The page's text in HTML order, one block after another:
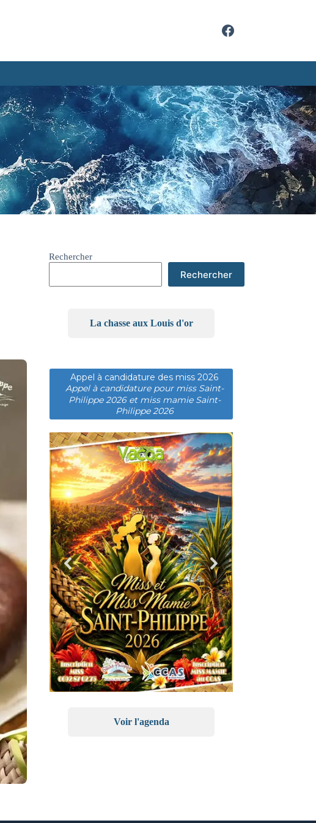
Rechercher
Rechercher
La chasse aux Louis d'or
Appel à candidature des miss 2026
Appel à candidature pour miss Saint-
Philippe 2026 et miss mamie Saint-
Philippe 2026
Voir l'agenda